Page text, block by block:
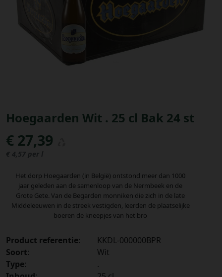
Hoegaarden Wit . 25 cl Bak 24 st
€ 27,39
€ 4,57 per l
Het dorp Hoegaarden (in België) ontstond meer dan 1000
jaar geleden aan de samenloop van de Nermbeek en de
Grote Gete. Van de Begarden monniken die zich in de late
Middeleeuwen in de streek vestigden, leerden de plaatselijke
boeren de kneepjes van het bro
Product referentie:
KKDL-000000BPR
Soort:
Wit
Type:
.
PROMOTIES
Bestellingen